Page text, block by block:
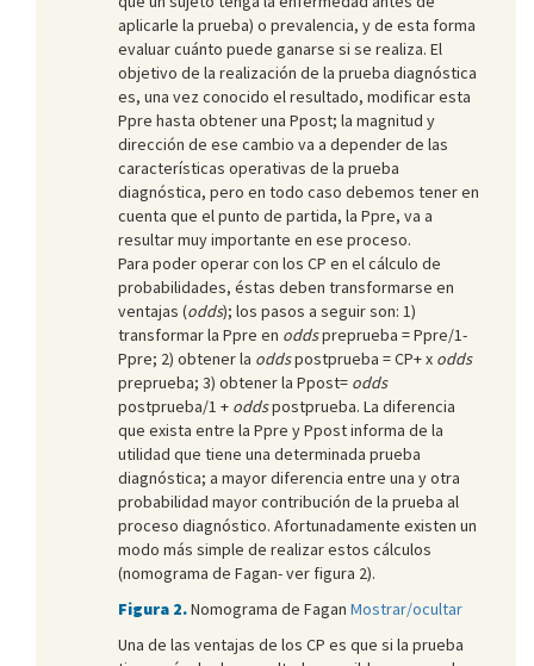
aplicarle la prueba) o prevalencia, y de esta forma
evaluar cuánto puede ganarse si se realiza. El
objetivo de la realización de la prueba diagnóstica
es, una vez conocido el resultado, modificar esta
Ppre hasta obtener una Ppost; la magnitud y
dirección de ese cambio va a depender de las
características operativas de la prueba
diagnóstica, pero en todo caso debemos tener en
cuenta que el punto de partida, la Ppre, va a
resultar muy importante en ese proceso.
Para poder operar con los CP en el cálculo de
probabilidades, éstas deben transformarse en
ventajas (odds); los pasos a seguir son: 1)
transformar la Ppre en oddspreprueba = Ppre/1-
Ppre; 2) obtener la oddspostprueba = CP+ x odds
preprueba; 3) obtener la Ppost= odds
postprueba/1 + oddspostprueba. La diferencia
que exista entre la Ppre y Ppost informa de la
utilidad que tiene una determinada prueba
diagnóstica; a mayor diferencia entre una y otra
probabilidad mayor contribución de la prueba al
proceso diagnóstico. Afortunadamente existen un
modo más simple de realizar estos cálculos
(nomograma de Fagan- ver figura 2).
Figura 2.Nomograma de Fagan Mostrar/ocultar
Una de las ventajas de los CP es que si la prueba